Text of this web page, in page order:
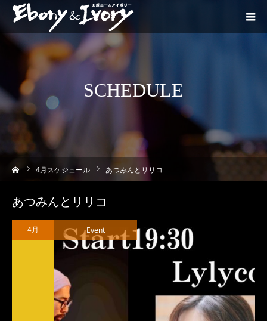
SCHEDULE
4月スケジュール あつみんとリリコ
あつみんとリリコ
4月 Event